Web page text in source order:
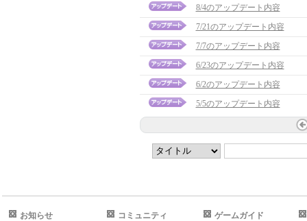
8/4のアップデート内容
7/21のアップデート内容
7/7のアップデート内容
6/23のアップデート内容
6/2のアップデート内容
5/5のアップデート内容
お知らせ コミュニティ ゲームガイド